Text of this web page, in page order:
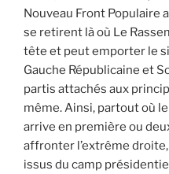
Nouveau Front Populaire
se retirent là où Le
tête et peut emporter le
Gauche Républicaine et
partis attachés aux
même. Ainsi, partout où
arrive en première ou
affronter l’extrême
issus du camp